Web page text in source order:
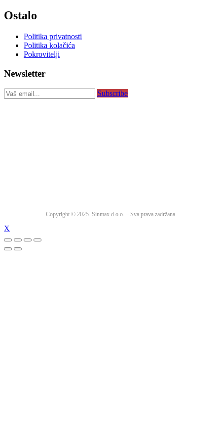
Ostalo
Politika privatnosti
Politika kolačića
Pokrovitelji
Newsletter
Subscribe
Copyright © 2025. Sinmax d.o.o. – Sva prava zadržana
X